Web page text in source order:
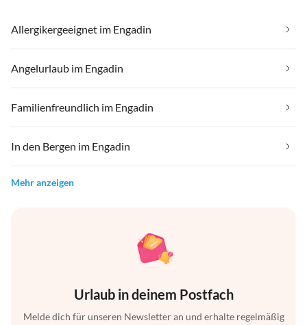
Allergikergeeignet im Engadin
Angelurlaub im Engadin
Familienfreundlich im Engadin
In den Bergen im Engadin
Mehr anzeigen
Urlaub in deinem Postfach
Melde dich für unseren Newsletter an und erhalte regelmäßig